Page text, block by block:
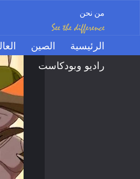
من نحن
الرئيسية الصين
راديو وبودكاست